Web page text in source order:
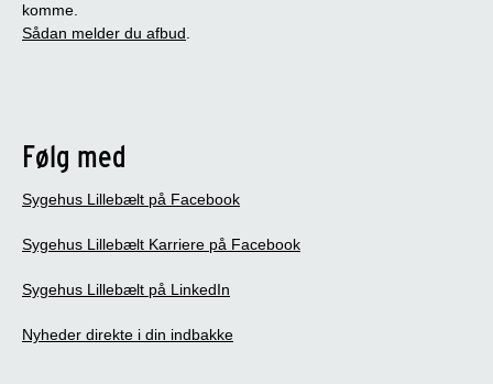
komme.
Sådan melder du afbud.
Følg med
Sygehus Lillebælt på Facebook
Sygehus Lillebælt Karriere på Facebook
Sygehus Lillebælt på LinkedIn
Nyheder direkte i din indbakke